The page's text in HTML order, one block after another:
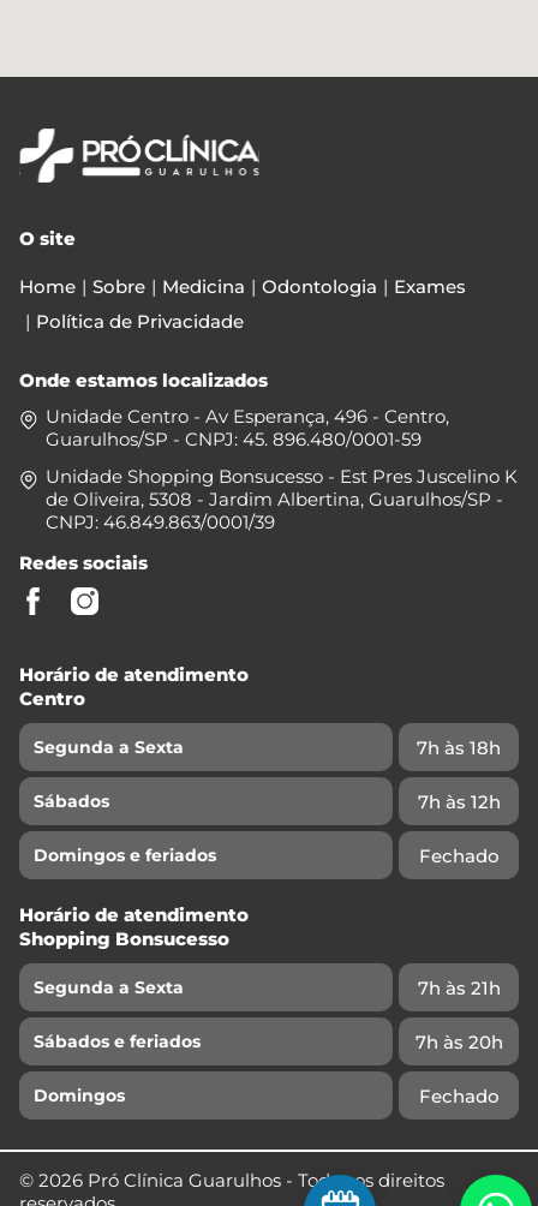
O site
Home Sobre Medicina Odontologia
Exames
Política de Privacidade
Onde estamos localizados
Unidade Centro - Av Esperança, 496 - Centro,
Guarulhos/SP - CNPJ: 45. 896.480/0001-59
Unidade Shopping Bonsucesso - Est Pres Juscelino K
de Oliveira, 5308 - Jardim Albertina, Guarulhos/SP -
CNPJ: 46.849.863/0001/39
Redes sociais
Horário de atendimento
Centro
Segunda a Sexta 7h às 18h
Sábados 7h às 12h
Domingos e feriados Fechado
Horário de atendimento
Shopping Bonsucesso
Segunda a Sexta 7h às 21h
Sábados e feriados 7h às 20h
Domingos Fechado
© 2026 Pró Clínica Guarulhos - Todos os direitos